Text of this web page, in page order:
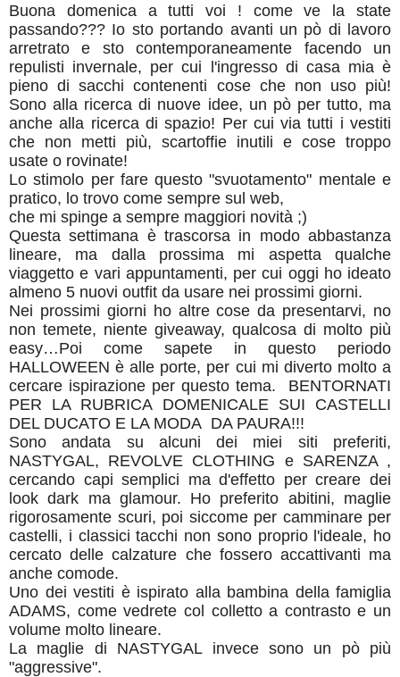
Buona domenica a tutti voi ! come ve la state
passando??? Io sto portando avanti un pò di lavoro
arretrato e sto contemporaneamente facendo un
repulisti invernale, per cui l'ingresso di casa mia è
pieno di sacchi contenenti cose che non uso più!
Sono alla ricerca di nuove idee, un pò per tutto, ma
anche alla ricerca di spazio! Per cui via tutti i vestiti
che non metti più, scartoffie inutili e cose troppo
usate o rovinate!
Lo stimolo per fare questo "svuotamento" mentale e
pratico, lo trovo come sempre sul web,
che mi spinge a sempre maggiori novità ;)
Questa settimana è trascorsa in modo abbastanza
lineare, ma dalla prossima mi aspetta qualche
viaggetto e vari appuntamenti, per cui oggi ho ideato
almeno 5 nuovi outfit da usare nei prossimi giorni.
Nei prossimi giorni ho altre cose da presentarvi, no
non temete, niente giveaway, qualcosa di molto più
easy…Poi come sapete in questo periodo
HALLOWEEN è alle porte, per cui mi diverto molto a
cercare ispirazione per questo tema. BENTORNATI
PER LA RUBRICA DOMENICALE SUI CASTELLI
DEL DUCATO E LA MODA DA PAURA!!!
Sono andata su alcuni dei miei siti preferiti,
NASTYGAL, REVOLVE CLOTHING e SARENZA ,
cercando capi semplici ma d'effetto per creare dei
look dark ma glamour. Ho preferito abitini, maglie
rigorosamente scuri, poi siccome per camminare per
castelli, i classici tacchi non sono proprio l'ideale, ho
cercato delle calzature che fossero accattivanti ma
anche comode.
Uno dei vestiti è ispirato alla bambina della famiglia
ADAMS, come vedrete col colletto a contrasto e un
volume molto lineare.
La maglie di NASTYGAL invece sono un pò più
"aggressive".